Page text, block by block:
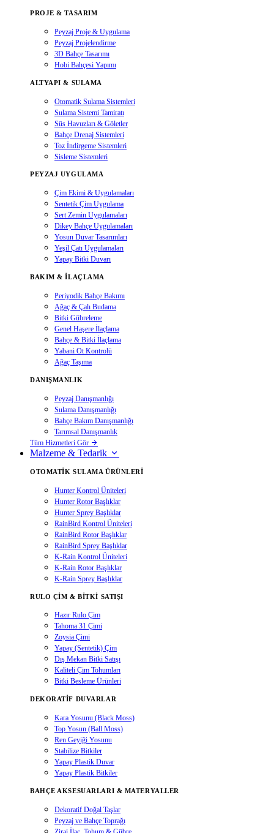
PROJE & TASARIM
Peyzaj Proje & Uygulama
Peyzaj Projelendirme
3D Bahçe Tasarımı
Hobi Bahçesi Yapımı
ALTYAPI & SULAMA
Otomatik Sulama Sistemleri
Sulama Sistemi Tamiratı
Süs Havuzları & Göletler
Bahçe Drenaj Sistemleri
Toz İndirgeme Sistemleri
Sisleme Sistemleri
PEYZAJ UYGULAMA
Çim Ekimi & Uygulamaları
Sentetik Çim Uygulama
Sert Zemin Uygulamaları
Dikey Bahçe Uygulamaları
Yosun Duvar Tasarımları
Yeşil Çatı Uygulamaları
Yapay Bitki Duvarı
BAKIM & İLAÇLAMA
Periyodik Bahçe Bakımı
Ağaç & Çalı Budama
Bitki Gübreleme
Genel Haşere İlaçlama
Bahçe & Bitki İlaçlama
Yabani Ot Kontrolü
Ağaç Taşıma
DANIŞMANLIK
Peyzaj Danışmanlığı
Sulama Danışmanlığı
Bahçe Bakım Danışmanlığı
Tarımsal Danışmanlık
Tüm Hizmetleri Gör
Malzeme & Tedarik
OTOMATIK SULAMA ÜRÜNLERI
Hunter Kontrol Üniteleri
Hunter Rotor Başlıklar
Hunter Sprey Başlıklar
RainBird Kontrol Üniteleri
RainBird Rotor Başlıklar
RainBird Sprey Başlıklar
K-Rain Kontrol Üniteleri
K-Rain Rotor Başlıklar
K-Rain Sprey Başlıklar
RULO ÇIM & BITKI SATIŞI
Hazır Rulo Çim
Tahoma 31 Çimi
Zoysia Çimi
Yapay (Sentetik) Çim
Dış Mekan Bitki Satışı
Kaliteli Çim Tohumları
Bitki Besleme Ürünleri
DEKORATIF DUVARLAR
Kara Yosunu (Black Moss)
Top Yosun (Ball Moss)
Ren Geyiği Yosunu
Stabilize Bitkiler
Yapay Plastik Duvar
Yapay Plastik Bitkiler
BAHÇE AKSESUARLARI & MATERYALLER
Dekoratif Doğal Taşlar
Peyzaj ve Bahçe Toprağı